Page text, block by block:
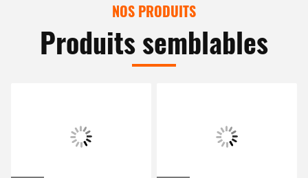
NOS PRODUITS
Produits semblables